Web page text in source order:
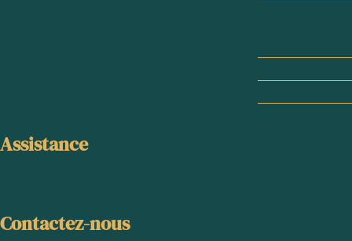
Assistance
Contactez-nous